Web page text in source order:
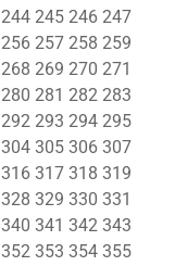
244 245 246 247
256 257 258 259
268 269 270 271
280 281 282 283
292 293 294 295
304 305 306 307
316 317 318 319
328 329 330 331
340 341 342 343
352 353 354 355